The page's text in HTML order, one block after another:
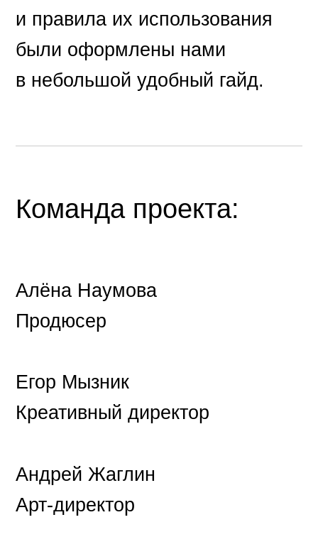
и правила их использования
были оформлены нами
в небольшой удобный гайд.
Команда проекта:
Алёна Наумова
Продюсер
Егор Мызник
Креативный директор
Андрей Жаглин
Арт-директор